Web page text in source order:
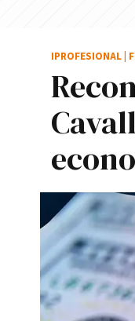
IPROFESIONAL